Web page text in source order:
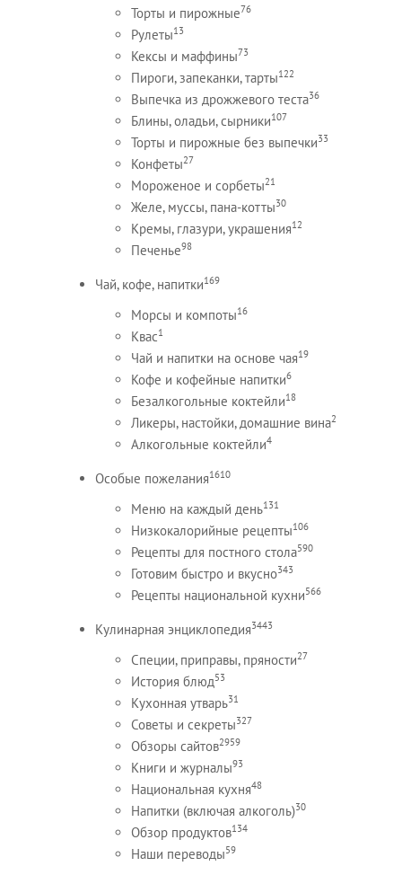
Торты и пирожные76
Рулеты13
Кексы и маффины73
Пироги, запеканки, тарты122
Выпечка из дрожжевого теста36
Блины, оладьи, сырники107
Торты и пирожные без выпечки33
Конфеты27
Мороженое и сорбеты21
Желе, муссы, пана-котты30
Кремы, глазури, украшения12
Печенье98
Чай, кофе, напитки169
Морсы и компоты16
Квас1
Чай и напитки на основе чая19
Кофе и кофейные напитки6
Безалкогольные коктейли18
Ликеры, настойки, домашние вина2
Алкогольные коктейли4
Особые пожелания1610
Меню на каждый день131
Низкокалорийные рецепты106
Рецепты для постного стола590
Готовим быстро и вкусно343
Рецепты национальной кухни566
Кулинарная энциклопедия3443
Специи, приправы, пряности27
История блюд53
Кухонная утварь31
Советы и секреты327
Обзоры сайтов2959
Книги и журналы93
Национальная кухня48
Напитки (включая алкоголь)30
Обзор продуктов134
Наши переводы59